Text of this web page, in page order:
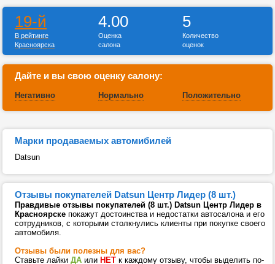
19-й
В рейтинге
Красноярска
4.00
Оценка
салона
5
Количество
оценок
Дайте и вы свою оценку салону:
Негативно Нормально Положительно
Марки продаваемых автомибилей
Datsun
Отзывы покупателей Datsun Центр Лидер (8 шт.)
Правдивые отзывы покупателей (8 шт.) Datsun Центр Лидер в
Красноярске покажут достоинства и недостатки автосалона и его
сотрудников, с которыми столкнулись клиенты при покупке своего
автомобиля.
Отзывы были полезны для вас?
Ставьте лайки ДА или НЕТ к каждому отзыву, чтобы выделить по-